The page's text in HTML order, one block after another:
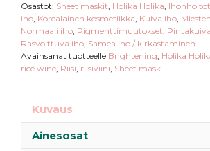
Osastot: Sheet maskit, Holika Holika,
iho, Korealainen kosmetiikka, Kuiva iho,
Normaali iho, Pigmenttimuutokset,
Rasvoittuva iho, Samea iho / kirkastaminen
Avainsanat tuotteelle Brightening, Holika
rice wine, Riisi, riisiviini, Sheet mask
Kuvaus
Ainesosat